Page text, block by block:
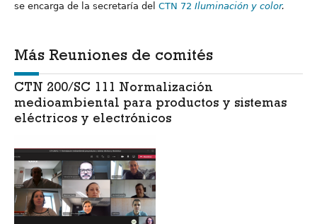
se encarga de la secretaría del CTN 72 Iluminación y color.
Más Reuniones de comités
CTN 200/SC 111 Normalización
medioambiental para productos y sistemas
eléctricos y electrónicos